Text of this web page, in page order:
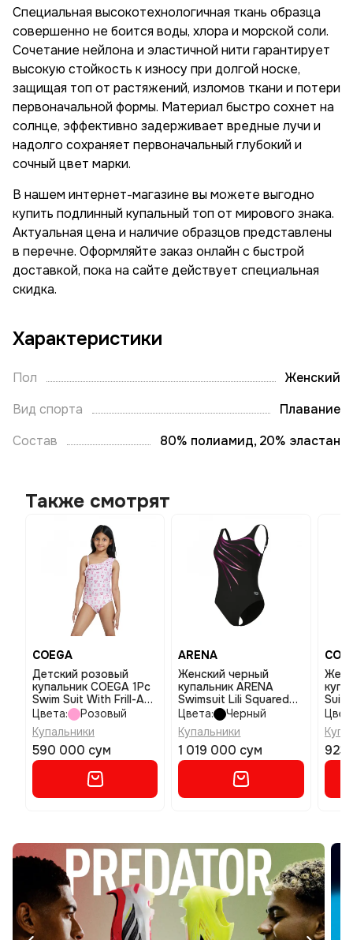
Специальная высокотехнологичная ткань образца
совершенно не боится воды, хлора и морской соли.
Сочетание нейлона и эластичной нити гарантирует
высокую стойкость к износу при долгой носке,
защищая топ от растяжений, изломов ткани и потери
первоначальной формы. Материал быстро сохнет на
солнце, эффективно задерживает вредные лучи и
надолго сохраняет первоначальный глубокий и
сочный цвет марки.
В нашем интернет-магазине вы можете выгодно
купить подлинный купальный топ от мирового знака.
Актуальная цена и наличие образцов представлены
в перечне. Оформляйте заказ онлайн с быстрой
доставкой, пока на сайте действует специальная
скидка.
Характеристики
Пол
Женский
Вид спорта
Плавание
Состав
80% полиамид, 20% эластан
Также смотрят
COEGA
Детский розовый
купальник COEGA 1Pc
Swim Suit With Frill-Ao
размер 6y
Цвета:
Розовый
Купальники
590 000 сум
ARENA
Женский черный
купальник ARENA
Swimsuit Lili Squared
Back размер 42
Цвета:
Черный
Купальники
1 019 000 сум
Suit
923